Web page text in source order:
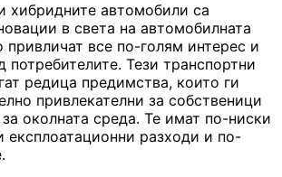
хибридните автомобили са
в света на автомобилната
привличат все по-голям интерес и
потребителите. Тези транспортни
редица предимства, които ги
привлекателни за собственици
околната среда. Те имат по-ниски
експлоатационни разходи и по-